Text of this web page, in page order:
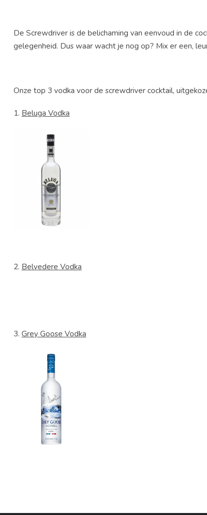
De Screwdriver is de belichaming van eenvoud in de
gelegenheid. Dus waar wacht je nog op? Mix er een,
Onze top 3 vodka voor de screwdriver cocktail,
1. Beluga Vodka
2. Belvedere Vodka
3. Grey Goose Vodka